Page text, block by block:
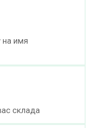
на имя
склада